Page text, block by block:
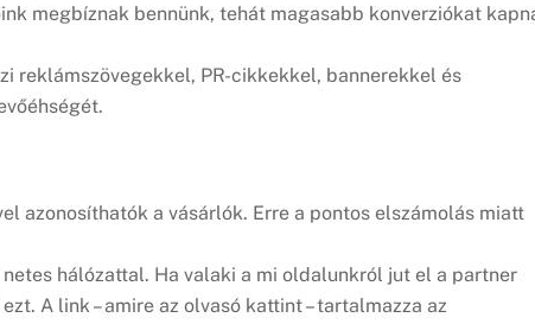
megbíznak bennünk, tehát magasabb konverziókat
reklámszövegekkel, PR-cikkekkel, bannerekkel és
azonosíthatók a vásárlók. Erre a pontos elszámolás miatt
hálózattal. Ha valaki a mi oldalunkról jut el a partner
A link – amire az olvasó kattint – tartalmazza az